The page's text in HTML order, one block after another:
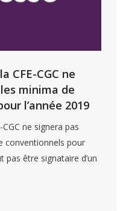
CFE-CGC ne
minima de
l’année 2019
ne signera pas
conventionnels pour
pas être signataire d’un